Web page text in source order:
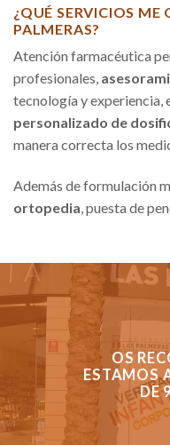
¿QUÉ SERVICIOS ME
PALMERAS?
Atención farmacéutica
profesionales,
tecnología y experiencia,
personalizado de
manera correcta los
Además de formulación
ortopedia , puesta de
OS
ESTAMOS
DE